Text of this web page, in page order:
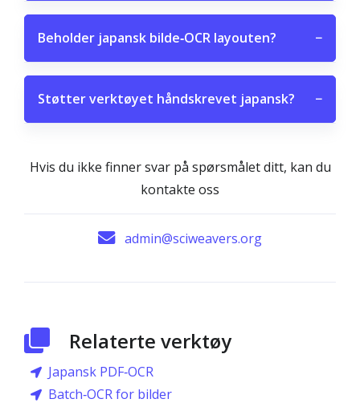
Beholder japansk bilde‑OCR layouten? −
Støtter verktøyet håndskrevet japansk? −
Hvis du ikke finner svar på spørsmålet ditt, kan du
kontakte oss
admin@sciweavers.org
Relaterte verktøy
Japansk PDF‑OCR
Batch‑OCR for bilder